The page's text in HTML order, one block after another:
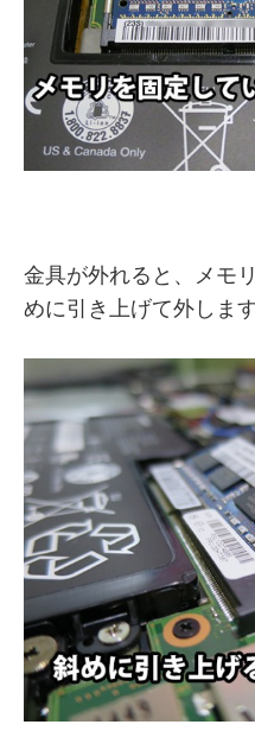
金具が外れると、メモ
めに引き上げて外します